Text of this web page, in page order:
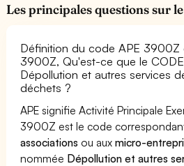
Les principales questions sur
Définition du code APE
3900Z, Qu'est-ce que le
Dépollution et autres services
déchets ?
APE signifie Activité Principale
3900Z est le code
associations ou auxmicro-
nommée Dépollution et autres